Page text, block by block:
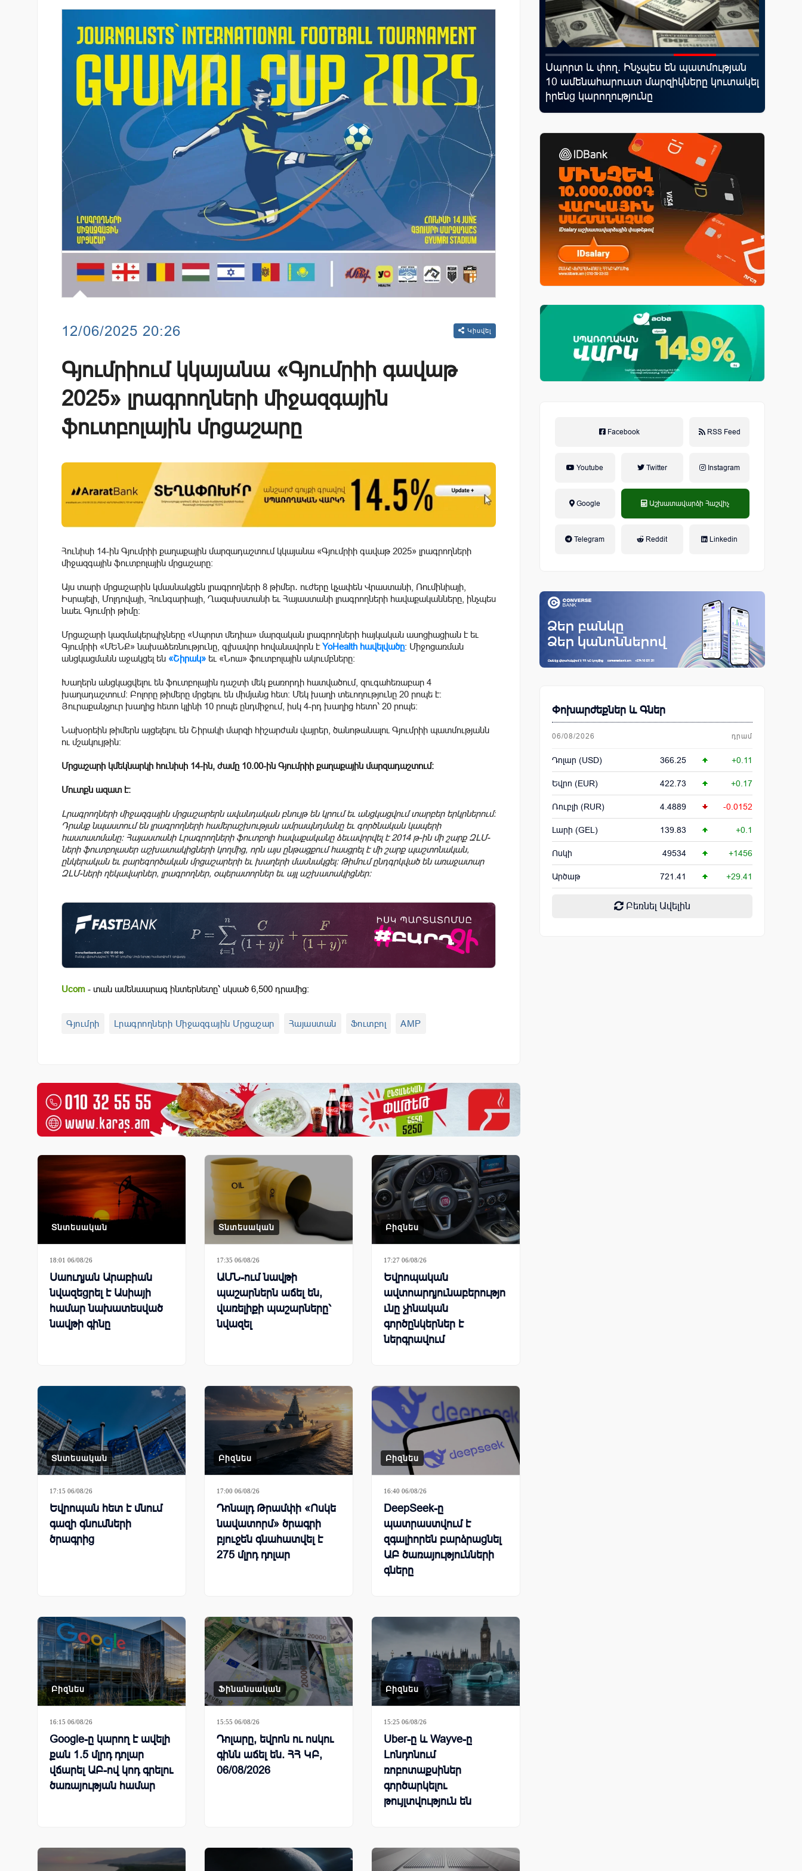
12/06/2025 20:26 Կիսվել
Գյումրիում կկայանա «Գյումրիի գավաթ
2025» լրագրողների միջազգային
ֆուտբոլային մրցաշարը
Հունիսի 14-ին Գյումրիի քաղաքային մարզադաշտում կկայանա «Գյումրիի գավաթ 2025» լրագրողների
միջազգային ֆուտբոլային մրցաշարը։
Այս տարի մրցաշարին կմասնակցեն լրագրողների 8 թիմեր․ ուժերը կչափեն Վրաստանի, Ռումինիայի,
Իսրայելի, Մոլդովայի, Հունգարիայի, Ղազախստանի եւ Հայաստանի լրագրողների հավաքականները, ինչպես
նաեւ Գյումրի թիմը։
Մրցաշարի կազմակերպիչները «Սպորտ մեդիա» մարզական լրագրողների հայկական ասոցիացիան է եւ
Գյումրիի «ՄԵՆՔ» նախաձեռնությունը, գլխավոր հովանավորն էYoHealth հավելվածը։ Միջոցառման
անցկացմանն աջակցել են «Շիրակ» եւ «Նոա» ֆուտբոլային ակումբները։
Խաղերն անցկացվելու են ֆուտբոլային դաշտի մեկ քառորդի հատվածում, զուգահեռաբար 4
խաղադաշտում։ Բոլորը թիմերը մրցելու են միմյանց հետ։ Մեկ խաղի տեւողությունը 20 րոպե է։
Յուրաքանչյուր խաղից հետո կլինի 10 րոպե ընդմիջում, իսկ 4-րդ խաղից հետո՝ 20 րոպե։
Նախօրեին թիմերն այցելելու են Շիրակի մարզի հիշարժան վայրեր, ծանոթանալու Գյումրիի պատմությանն
ու մշակույթին։
Մրցաշարի կմեկնարկի հունիսի 14-ին, ժամը 10.00-ին Գյումրիի քաղաքային մարզադաշտում։
Մուտքն ազատ է։
Լրագրողների միջազգային մրցաշարերն ավանդական բնույթ են կրում եւ անցկացվում տարբեր երկրներում։
Դրանք նպաստում են լրագրողների համերաշխության ամրապնդմանը եւ գործնական կապերի
հաստատմանը։ Հայաստանի Լրագրողների ֆուտբոլի հավաքականը ձեւավորվել է 2014 թ-ին մի շարք ԶԼՄ-
ների ֆուտբոլասեր աշխատակիցների կողմից, որն այս ընթացքում հասցրել է մի շարք պաշտոնական,
ընկերական եւ բարեգործական մրցաշարերի եւ խաղերի մասնակցել։ Թիմում ընդգրկված են առաջատար
ԶԼՄ-ների ղեկավարներ, լրագրողներ, օպերատորներ եւ այլ աշխատակիցներ։
Ucom - տան ամենաարագ ինտերնետը՝ սկսած 6,500 դրամից:
Գյումրի Լրագրողների Միջազգային Մրցաշար Հայաստան Ֆուտբոլ AMP
և հատուկ արշավով
Կոնվերս Բանկը և Visa-ն ընդլայնում են
ռազմավարական համագործակցությունը՝
նոր հաճախորդակենտրոն լուծումների
զարգացման նպատակով
Moody’s-ը IDBank-ի վարկանիշային
հեռանկարը փոխել է դրականի
Սպորտ և փող. Ինչպես են պատմության
10 ամենահարուստ մարզիկները կուտակել
իրենց կարողությունը
Facebook RSS Feed
Youtube Twitter Instagram
Google Աշխատավարձի Հաշվիչ
Telegram Reddit Linkedin
Փոխարժեքներ և Գներ
06/08/2026 դրամ
Դոլար (USD) 366.25 +0.11
Եվրո (EUR) 422.73 +0.17
Ռուբլի (RUR) 4.4889 -0.0152
Լարի (GEL) 139.83 +0.1
Ոսկի 49534 +1456
Արծաթ 721.41 +29.41
Բեռնել Ավելին
Տնտեսական
18:01 06/08/26
Սաուդյան Արաբիան
նվազեցրել է Ասիայի
համար նախատեսված
նավթի գինը
Տնտեսական
17:35 06/08/26
ԱՄՆ-ում նավթի
պաշարներն աճել են,
վառելիքի պաշարները՝
նվազել
Բիզնես
17:27 06/08/26
Եվրոպական
ավտոարդյունաբերությո
ւնը չինական
գործընկերներ է
ներգրավում
Տնտեսական
17:15 06/08/26
Եվրոպան հետ է մնում
գազի գնումների
ծրագրից
Բիզնես
17:00 06/08/26
Դոնալդ Թրամփի «Ոսկե
նավատորմ» ծրագրի
բյուջեն գնահատվել է
275 մլրդ դոլար
Բիզնես
16:40 06/08/26
DeepSeek-ը
պատրաստվում է
զգալիորեն բարձրացնել
ԱԲ ծառայությունների
գները
Բիզնես
16:15 06/08/26
Google-ը կարող է ավելի
քան 1.5 մլրդ դոլար
վճարել ԱԲ-ով կոդ գրելու
ծառայության համար
Ֆինանսական
15:55 06/08/26
Դոլարը, եվրոն ու ոսկու
գինն աճել են. ՀՀ ԿԲ,
06/08/2026
Բիզնես
15:25 06/08/26
Uber-ը և Wayve-ը
Լոնդոնում
ռոբոտաքսիներ
գործարկելու
թույլտվություն են